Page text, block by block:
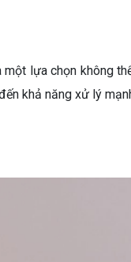
lựa chọn không
khả năng xử lý